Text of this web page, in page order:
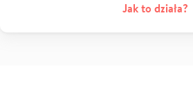
Jak to działa?